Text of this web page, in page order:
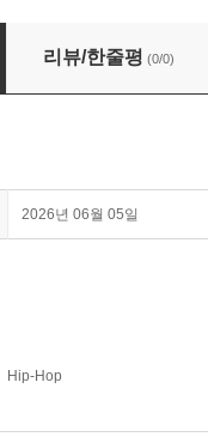
(US Indie
리뷰/한줄평 (0/0)
2026년 06월 05일
Hip-Hop